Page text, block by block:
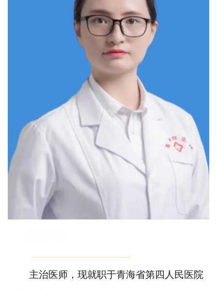
主治医师，现就职于青海省第四人民医院